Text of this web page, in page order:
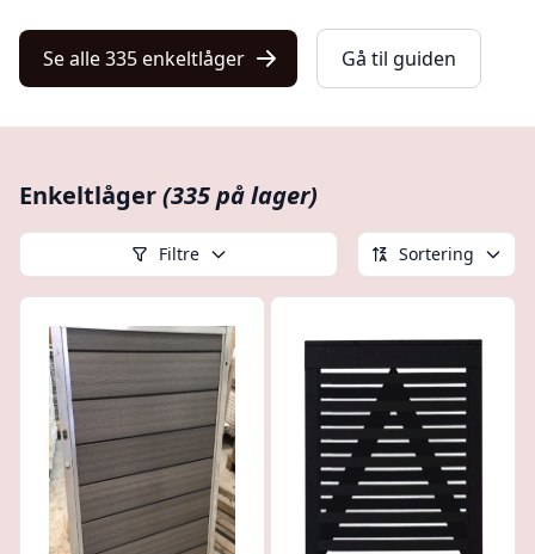
Se alle 335 enkeltlåger Gå til guiden
Enkeltlåger(335 på lager)
Filtre Sortering